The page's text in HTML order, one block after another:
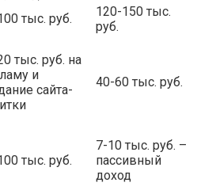
тыс. руб.
120-150 тыс.
руб.
тыс. руб. на
и
сайта-
40-60 тыс. руб.
тыс. руб.
7-10 тыс. руб. –
пассивный
доход